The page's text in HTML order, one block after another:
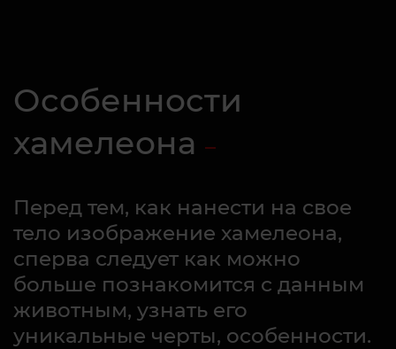
Особенности
хамелеона
Перед тем, как нанести на свое
тело изображение хамелеона,
сперва следует как можно
больше познакомится с данным
животным, узнать его
уникальные черты, особенности.